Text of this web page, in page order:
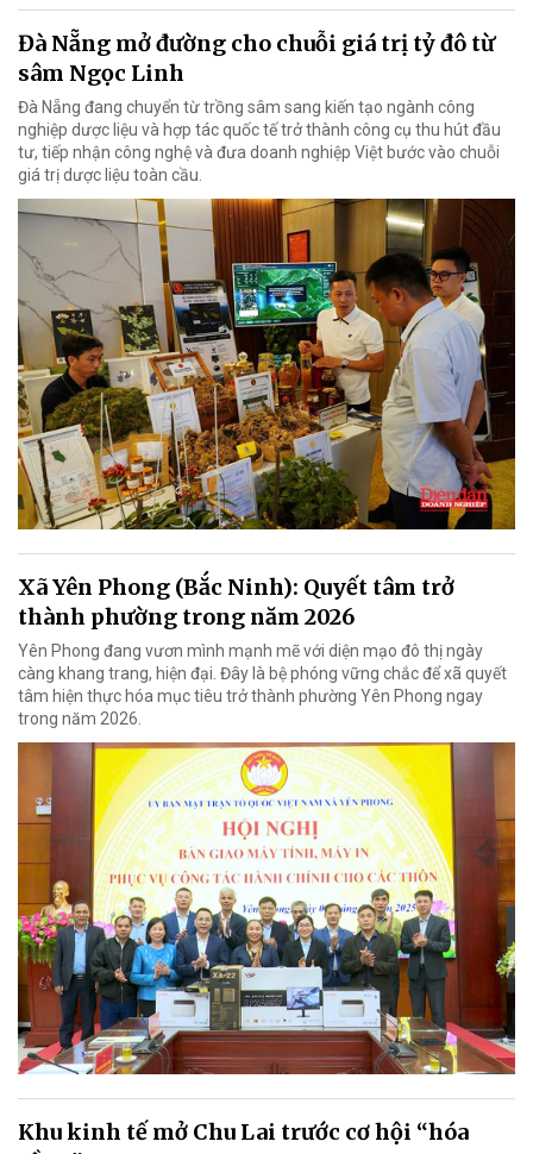
Đà Nẵng mở đường cho chuỗi giá trị tỷ đô từ
sâm Ngọc Linh
Đà Nẵng đang chuyển từ trồng sâm sang kiến tạo ngành công
nghiệp dược liệu và hợp tác quốc tế trở thành công cụ thu hút đầu
tư, tiếp nhận công nghệ và đưa doanh nghiệp Việt bước vào chuỗi
giá trị dược liệu toàn cầu.
Xã Yên Phong (Bắc Ninh): Quyết tâm trở
thành phường trong năm 2026
Yên Phong đang vươn mình mạnh mẽ với diện mạo đô thị ngày
càng khang trang, hiện đại. Đây là bệ phóng vững chắc để xã quyết
tâm hiện thực hóa mục tiêu trở thành phường Yên Phong ngay
trong năm 2026.
Khu kinh tế mở Chu Lai trước cơ hội “hóa